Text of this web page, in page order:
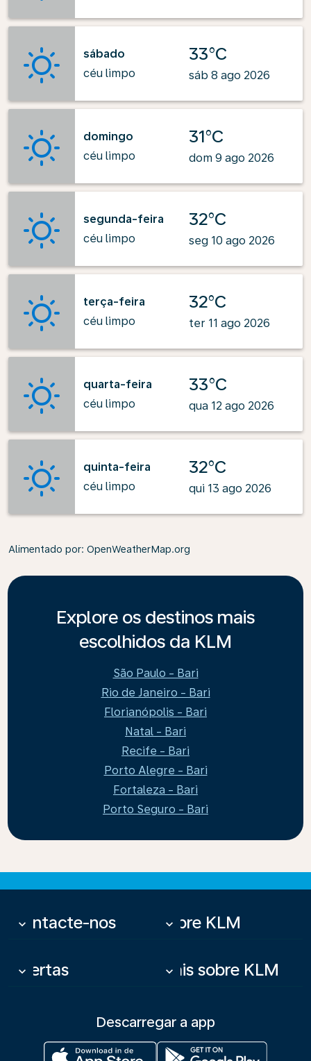
sábado
céu limpo
33°C
sáb 8 ago 2026
domingo
céu limpo
31°C
dom 9 ago 2026
segunda-feira
céu limpo
32°C
seg 10 ago 2026
terça-feira
céu limpo
32°C
ter 11 ago 2026
quarta-feira
céu limpo
33°C
qua 12 ago 2026
quinta-feira
céu limpo
32°C
qui 13 ago 2026
Alimentado por: OpenWeatherMap.org
Explore os destinos mais
escolhidos da KLM
São Paulo - Bari
Rio de Janeiro - Bari
Florianópolis - Bari
Natal - Bari
Recife - Bari
Porto Alegre - Bari
Fortaleza - Bari
Porto Seguro - Bari
Contacte-nos
keyboard_arrow_down Sobre KLM
keyboard_arrow_down
Ofertas
keyboard_arrow_down Mais sobre KLM
keyboard_arrow_down
Descarregar a app